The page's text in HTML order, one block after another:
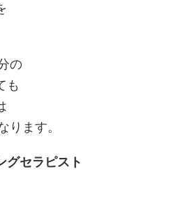
の
も
ります。
グセラピスト